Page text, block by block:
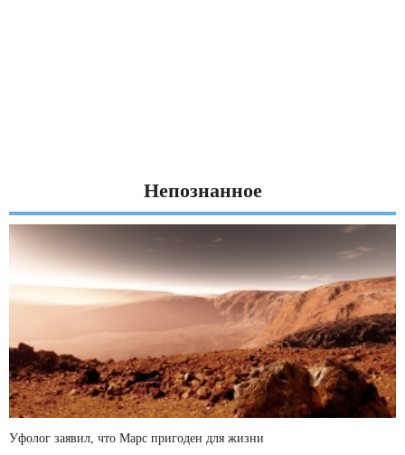
Непознанное
Уфолог заявил, что Марс пригоден для жизни